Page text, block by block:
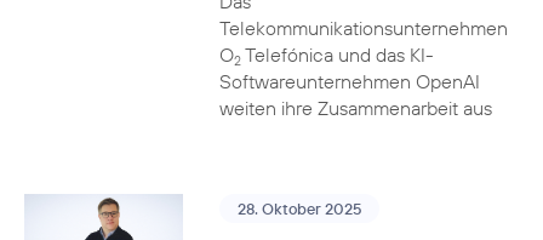
Telekommunikationsunternehmen
O2Telefónica und das KI-
Softwareunternehmen OpenAI
weiten ihre Zusammenarbeit aus
28. Oktober 2025